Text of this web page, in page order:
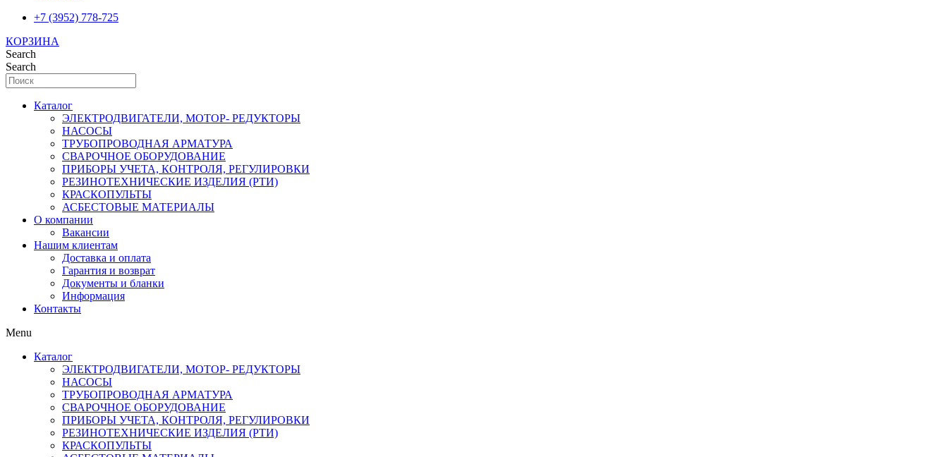
+7 (3952) 778-725
КОРЗИНА
Search
Search
Каталог
ЭЛЕКТРОДВИГАТЕЛИ, МОТОР- РЕДУКТОРЫ
НАСОСЫ
ТРУБОПРОВОДНАЯ АРМАТУРА
СВАРОЧНОЕ ОБОРУДОВАНИЕ
ПРИБОРЫ УЧЕТА, КОНТРОЛЯ, РЕГУЛИРОВКИ
РЕЗИНОТЕХНИЧЕСКИЕ ИЗДЕЛИЯ (РТИ)
КРАСКОПУЛЬТЫ
АСБЕСТОВЫЕ МАТЕРИАЛЫ
О компании
Вакансии
Нашим клиентам
Доставка и оплата
Гарантия и возврат
Документы и бланки
Информация
Контакты
Menu
Каталог
ЭЛЕКТРОДВИГАТЕЛИ, МОТОР- РЕДУКТОРЫ
НАСОСЫ
ТРУБОПРОВОДНАЯ АРМАТУРА
СВАРОЧНОЕ ОБОРУДОВАНИЕ
ПРИБОРЫ УЧЕТА, КОНТРОЛЯ, РЕГУЛИРОВКИ
РЕЗИНОТЕХНИЧЕСКИЕ ИЗДЕЛИЯ (РТИ)
КРАСКОПУЛЬТЫ